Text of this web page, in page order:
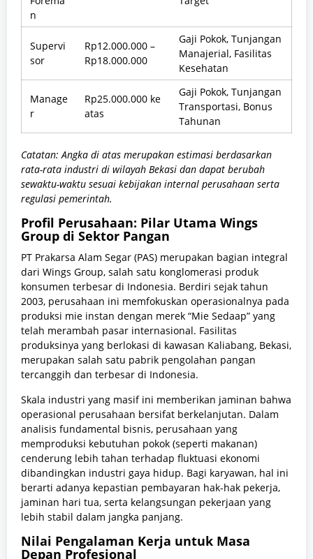
n
Supervi
sor
Rp12.000.000 –
Rp18.000.000
Gaji Pokok, Tunjangan
Manajerial, Fasilitas
Kesehatan
Manage
r
Rp25.000.000 ke
atas
Gaji Pokok, Tunjangan
Transportasi, Bonus
Tahunan
Catatan: Angka di atas merupakan estimasi berdasarkan
rata-rata industri di wilayah Bekasi dan dapat berubah
sewaktu-waktu sesuai kebijakan internal perusahaan serta
regulasi pemerintah.
Profil Perusahaan: Pilar Utama Wings
Group di Sektor Pangan
PT Prakarsa Alam Segar (PAS) merupakan bagian integral
dari Wings Group, salah satu konglomerasi produk
konsumen terbesar di Indonesia. Berdiri sejak tahun
2003, perusahaan ini memfokuskan operasionalnya pada
produksi mie instan dengan merek “Mie Sedaap” yang
telah merambah pasar internasional. Fasilitas
produksinya yang berlokasi di kawasan Kaliabang, Bekasi,
merupakan salah satu pabrik pengolahan pangan
tercanggih dan terbesar di Indonesia.
Skala industri yang masif ini memberikan jaminan bahwa
operasional perusahaan bersifat berkelanjutan. Dalam
analisis fundamental bisnis, perusahaan yang
memproduksi kebutuhan pokok (seperti makanan)
cenderung lebih tahan terhadap fluktuasi ekonomi
dibandingkan industri gaya hidup. Bagi karyawan, hal ini
berarti adanya kepastian pembayaran hak-hak pekerja,
jaminan hari tua, serta kelangsungan pekerjaan yang
lebih stabil dalam jangka panjang.
Nilai Pengalaman Kerja untuk Masa
Depan Profesional